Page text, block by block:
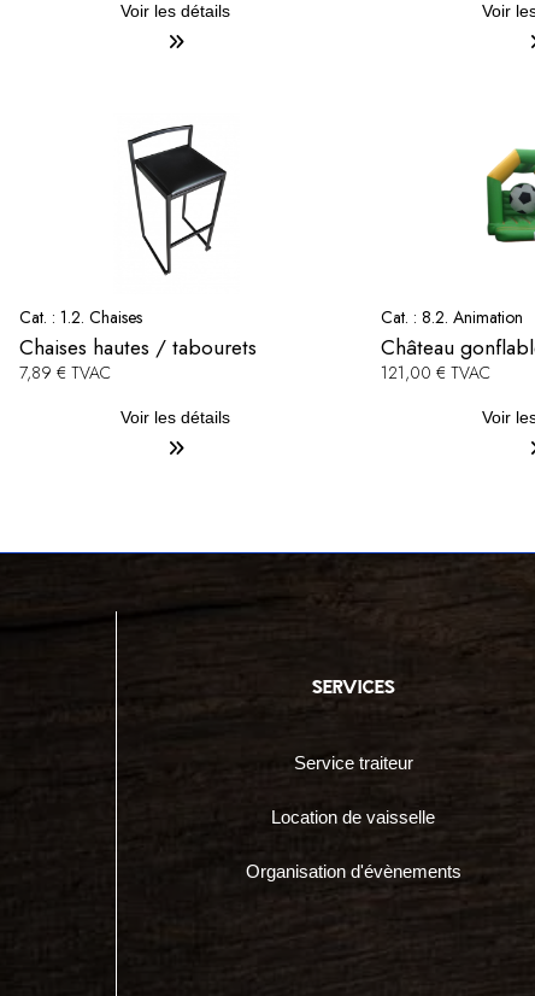
Voir les détails Voir
Cat. : 1.2. Chaises
Chaises hautes / tabourets
7,89 € TVAC
Voir les détails
Cat. : 8.2. Animation
Château
121,00 € TVAC
Voir
services
Service traiteur
Location de vaisselle
Organisation d'évènements